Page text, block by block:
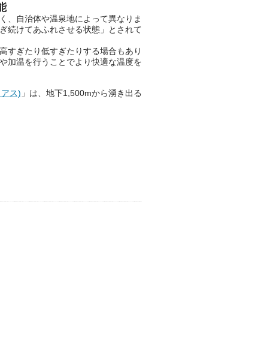
、自治体や温泉地によって異なりま
続けてあふれさせる状態」とされて
すぎたり低すぎたりする場合もあり
加温を行うことでより快適な温度を
ス) 」は、地下1,500mから湧き出る